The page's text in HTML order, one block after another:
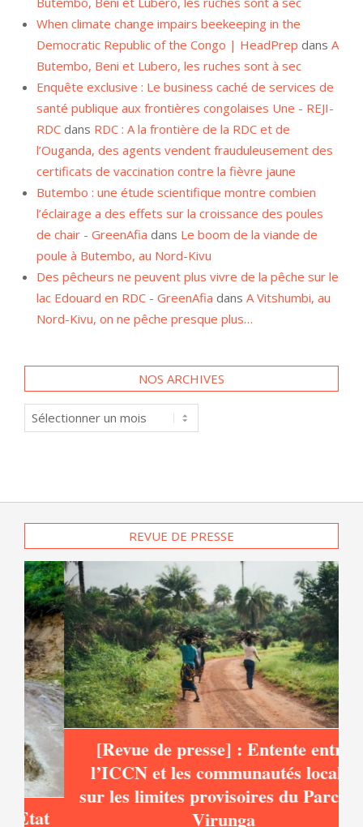
When climate change impairs beekeeping in the
Democratic Republic of the Congo | HeadPrep
dans
A
Butembo, Beni et Lubero, les ruches sont à sec
Enquête exclusive : Le business caché de services de
santé publique aux frontières congolaises Une - REJI-
RDC dans RDC : A la frontière de la RDC et de
l’Ouganda, des agents vendent frauduleusement des
certificats de vaccination contre la fièvre jaune
Butembo : une étude scientifique montre combien
l’éclairage a des effets sur la croissance des poules
de chair - GreenAfia
dans Le boom de la viande de
poule à Butembo, au Nord-Kivu
Des pêcheurs ne peuvent plus vivre de la pêche sur le
lac Edouard en RDC - GreenAfia
dans
A Vitshumbi, au
Nord-Kivu, on ne pêche presque plus…
NOS ARCHIVES
Nos
archives
REVUE DE PRESSE
[Revue de presse] : Entente entre
l’ICCN et les communautés locales
sur les limites provisoires du Parc des
Virunga